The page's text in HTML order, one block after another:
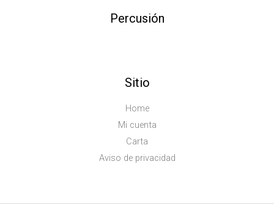
Percusión
Sitio
Home
Mi cuenta
Carta
Aviso de privacidad